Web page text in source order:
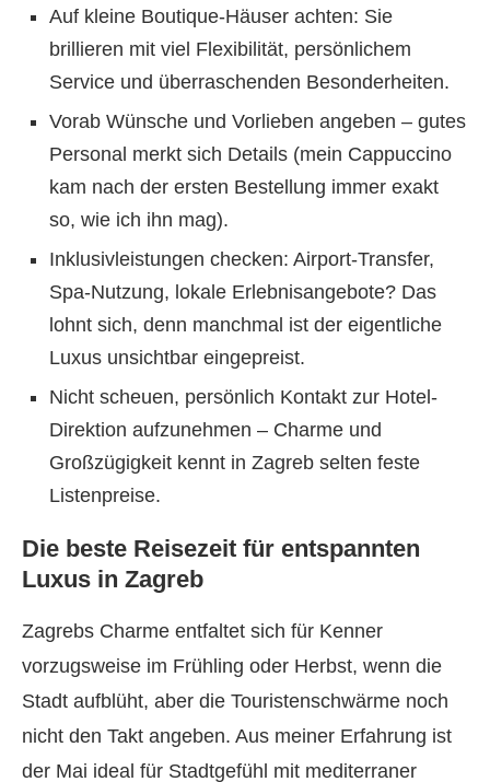
Auf kleine Boutique-Häuser achten: Sie
brillieren mit viel Flexibilität, persönlichem
Service und überraschenden Besonderheiten.
Vorab Wünsche und Vorlieben angeben – gutes
Personal merkt sich Details (mein Cappuccino
kam nach der ersten Bestellung immer exakt
so, wie ich ihn mag).
Inklusivleistungen checken: Airport-Transfer,
Spa-Nutzung, lokale Erlebnisangebote? Das
lohnt sich, denn manchmal ist der eigentliche
Luxus unsichtbar eingepreist.
Nicht scheuen, persönlich Kontakt zur Hotel-
Direktion aufzunehmen – Charme und
Großzügigkeit kennt in Zagreb selten feste
Listenpreise.
Die beste Reisezeit für entspannten
Luxus in Zagreb
Zagrebs Charme entfaltet sich für Kenner
vorzugsweise im Frühling oder Herbst, wenn die
Stadt aufblüht, aber die Touristenschwärme noch
nicht den Takt angeben. Aus meiner Erfahrung ist
der Mai ideal für Stadtgefühl mit mediterraner